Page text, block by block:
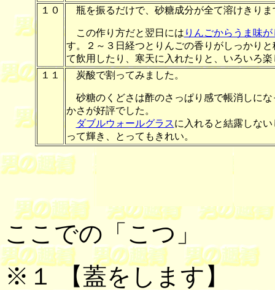
１０ 瓶を振るだけで、砂糖成分が全て溶けきりま
この作り方だと翌日には りんごからうま味
す。２～３日経つとりんごの香りがしっかり
て飲用したり、寒天に入れたりと、いろいろ楽
１１
炭酸で割ってみました。
砂糖のくどさは酢のさっぱり感で帳消しに
かさが好評でした。
ダブルウォールグラスに入れると結露しな
って輝き、とってもきれい。
ここでの「こつ」
※１ 【蓋をします 】